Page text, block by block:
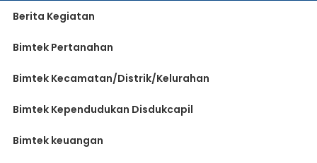
Berita Kegiatan
Bimtek Pertanahan
Bimtek Kecamatan/Distrik/Kelurahan
Bimtek Kependudukan Disdukcapil
Bimtek keuangan